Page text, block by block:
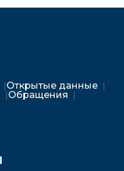
Открытые данные
Обращения